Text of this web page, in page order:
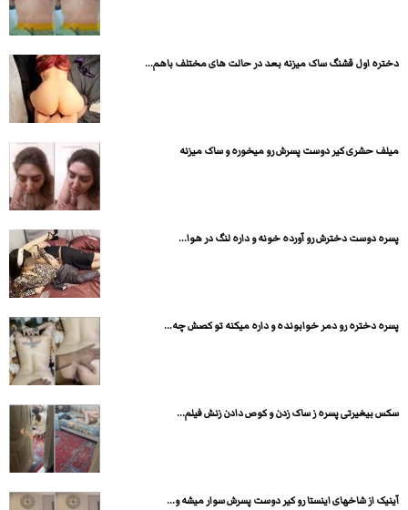
دختره اول قشنگ ساک میزنه بعد در حالت های مختلف باهم...
میلف حشری کیر دوست پسرش رو میخوره و ساک میزنه
پسره دوست دخترش رو آورده خونه و داره لنگ در هوا...
پسره دختره رو دمر خوابونده و داره میکنه تو کصش چه...
سکس بیغیرتی پسره ز ساک زدن و کوص دادن زنش فیلم...
آینیک از شاخهای اینستا رو کیر دوست پسرش سوار میشه و...